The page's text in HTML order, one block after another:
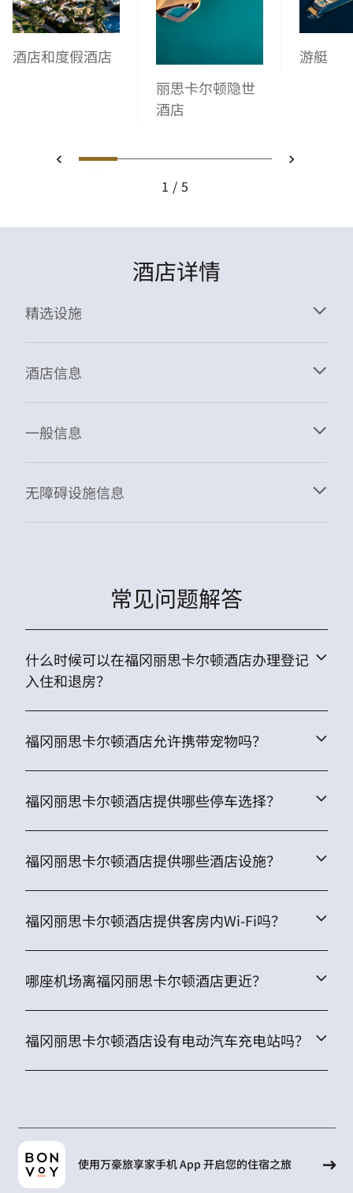
酒店和度假酒店
丽思卡尔顿隐世
酒店
游艇
上一页
1 2 3 4 5 下一页
1 5
酒店详情
精选设施
酒店信息
一般信息
无障碍设施信息
常见问题解答
什么时候可以在福冈丽思卡尔顿酒店办理登记
入住和退房？
福冈丽思卡尔顿酒店允许携带宠物吗？
福冈丽思卡尔顿酒店提供哪些停车选择？
福冈丽思卡尔顿酒店提供哪些酒店设施？
福冈丽思卡尔顿酒店提供客房内Wi-Fi吗？
哪座机场离福冈丽思卡尔顿酒店更近？
福冈丽思卡尔顿酒店设有电动汽车充电站吗？
使用万豪旅享家手机 App 开启您的住宿之旅